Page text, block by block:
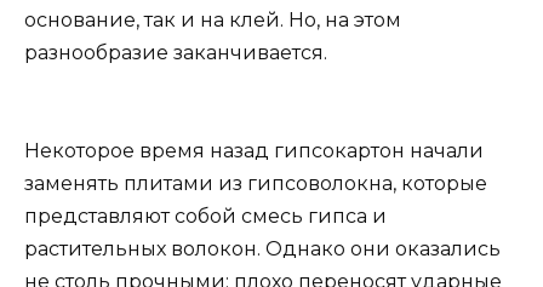
основание, так и на клей. Но, на этом
разнообразие заканчивается.
Некоторое время назад гипсокартон начали
заменять плитами из гипсоволокна, которые
представляют собой смесь гипса и
растительных волокон. Однако они оказались
не столь прочными: плохо переносят ударные